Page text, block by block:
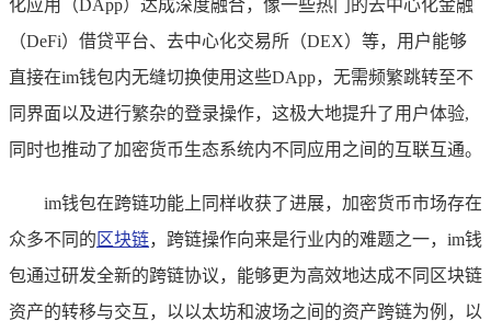
化应用（DApp）达成深度融合，像一些热门的去中心化金融
（DeFi）借贷平台、去中心化交易所（DEX）等，用户能够
直接在im钱包内无缝切换使用这些DApp，无需频繁跳转至不
同界面以及进行繁杂的登录操作，这极大地提升了用户体验,
同时也推动了加密货币生态系统内不同应用之间的互联互通。
im钱包在跨链功能上同样收获了进展，加密货币市场存在
众多不同的 区块链，跨链操作向来是行业内的难题之一，im钱
包通过研发全新的跨链协议，能够更为高效地达成不同区块链
资产的转移与交互，以以太坊和波场之间的资产跨链为例，以